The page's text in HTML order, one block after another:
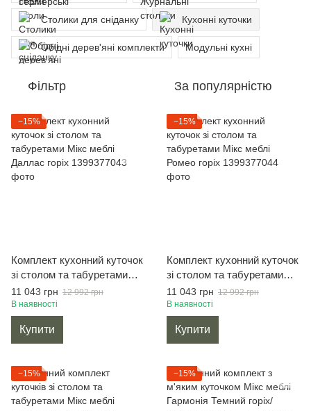
Столики для сніданку Кухонні куточки
Обідні дерев'яні комплекти Модульні кухні
Фільтр За популярністю
−15%
Комплект кухонний куточок
зі столом та табуретами
Мікс меблі Даллас горіх
11 043 грн 12 992 грн
В наявності
Купити
−15%
Комплект кухонний куточок
зі столом та табуретами
Мікс меблі Ромео горіх
11 043 грн 12 992 грн
В наявності
Купити
−15% −15%